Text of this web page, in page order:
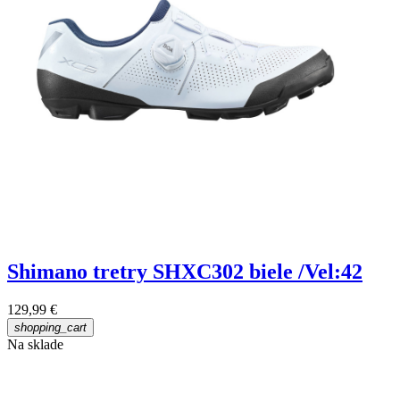
Shimano tretry SHXC302 biele /Vel:42
129,99 €
shopping_cart
Na sklade